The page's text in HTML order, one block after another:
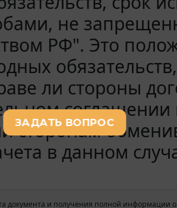
не
РФ". Это
ли стороны
соглашении
сторонам
в данном
документа и получения полной информации